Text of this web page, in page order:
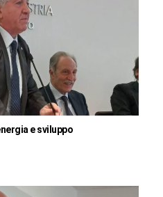
e sviluppo